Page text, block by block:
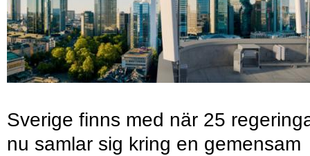
Sverige finns med när 25
nu samlar sig kring en gemensam